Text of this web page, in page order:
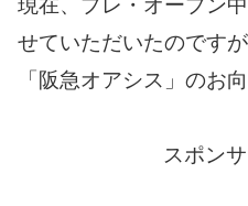
現在、プレ・オープン
せていただいたのです
「阪急オアシス」のお
スポン